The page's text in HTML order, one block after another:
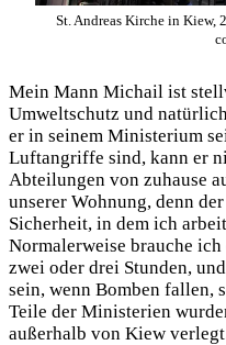
St. Andreas Kirche in Kiew,
Mein Mann Michail ist
Umweltschutz und
er in seinem Ministerium
Luftangriffe sind, kann er
Abteilungen von zuhause
unserer Wohnung, denn
Sicherheit, in dem ich
Normalerweise brauche
zwei oder drei Stunden,
sein, wenn Bomben fallen,
Teile der Ministerien
außerhalb von Kiew